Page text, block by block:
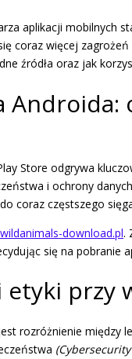
aplikacji mobilnych
coraz więcej
źródła oraz jak
Store odgrywa
i ochrony danych
coraz częstszego
download.pl.
się na pobranie
przy
rozróżnienie